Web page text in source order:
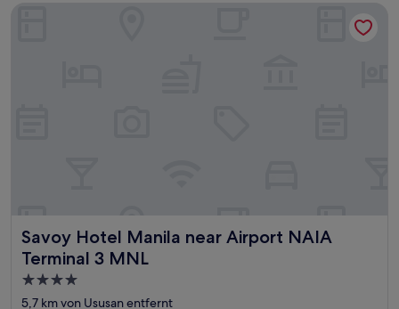
Savoy Hotel Manila near Airport NAIA
Terminal 3 MNL
Savoy Hotel Manila near Airport NAIA Terminal 3 MNL
4.0-
Sterne-
5,7 km von Ususan entfernt